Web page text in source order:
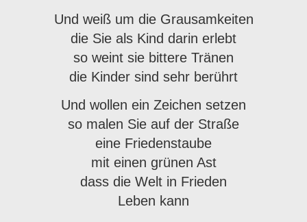
Und weiß um die Grausamkeiten
die Sie als Kind darin erlebt
so weint sie bittere Tränen
die Kinder sind sehr berührt
Und wollen ein Zeichen setzen
so malen Sie auf der Straße
eine Friedenstaube
mit einen grünen Ast
dass die Welt in Frieden
Leben kann